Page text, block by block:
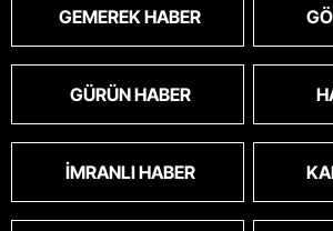
GEMEREK HABER
GÜRÜN HABER
İMRANLI HABER